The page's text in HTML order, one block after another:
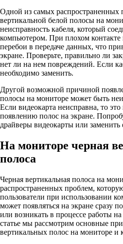
Одной из самых распространенных
вертикальной белой полосы на
неисправность кабеля, который
компьютером. При плохом контакте
перебои в передаче данных, что
экране. Проверьте, правильно ли
нет ли на нем повреждений. Если
необходимо заменить.
Другой возможной причиной
полосы на мониторе может быть
Если видеокарта неисправна, то
появлению полос на экране.
драйверы видеокарты или заменить
На мониторе черная
полоса
Черная вертикальная полоса на
распространенных проблем,
пользователи при использовании
может появляться на экране сразу
или возникать в процессе работы
статье мы рассмотрим основные
вертикальных полос на мониторе и